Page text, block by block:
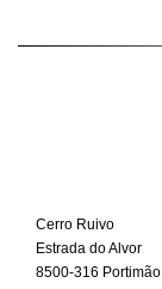
Cerro Ruivo
Estrada do Alvor
8500-316 Portimão